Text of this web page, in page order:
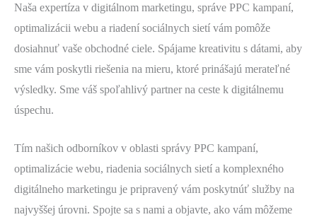
Naša expertíza v digitálnom marketingu, správe PPC kampaní,
optimalizácii webu a riadení sociálnych sietí vám pomôže
dosiahnuť vaše obchodné ciele. Spájame kreativitu s dátami, aby
sme vám poskytli riešenia na mieru, ktoré prinášajú merateľné
výsledky. Sme váš spoľahlivý partner na ceste k digitálnemu
úspechu.
Tím našich odborníkov v oblasti správy PPC kampaní,
optimalizácie webu, riadenia sociálnych sietí a komplexného
digitálneho marketingu je pripravený vám poskytnúť služby na
najvyššej úrovni. Spojte sa s nami a objavte, ako vám môžeme